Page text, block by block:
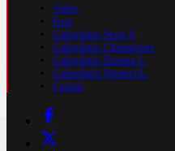
Video
Foto
Calendario Serie A
Calendario Champions
Calendario Europa L.
Calendario Premier L.
Casinò